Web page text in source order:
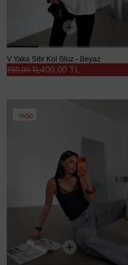
V Yaka Sıfır Kol Bluz - Beyaz
400,00 TL
750,00 TL
%50